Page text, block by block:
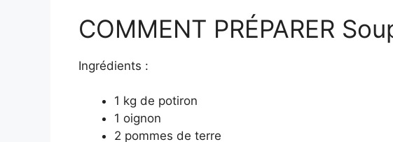
COMMENT PRÉPARER
Ingrédients :
1 kg de potiron
1 oignon
2 pommes de terre